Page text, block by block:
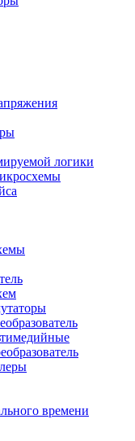
логики
времени